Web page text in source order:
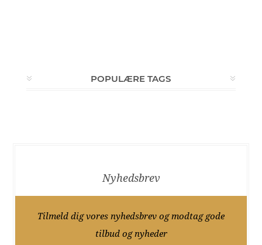
POPULÆRE TAGS
Nyhedsbrev
Tilmeld dig vores nyhedsbrev og modtag gode
tilbud og nyheder